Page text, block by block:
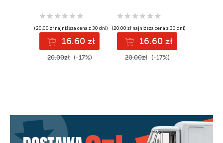
(20,00 zł najniższa cena z 30 dni)
16.60 zł
20.00zł (-17%)
(20,00 zł najniższa cena z 30 dni)
16.60 zł
20.00zł (-17%)